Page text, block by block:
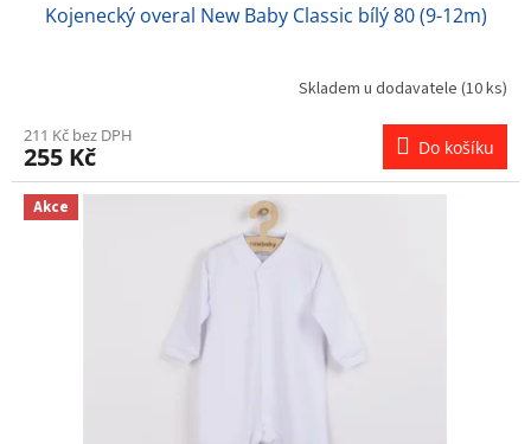
Kojenecký overal New Baby Classic bílý 80 (9-12m)
Skladem u dodavatele (10 ks)
211 Kč bez DPH
255 Kč Do košíku
Akce